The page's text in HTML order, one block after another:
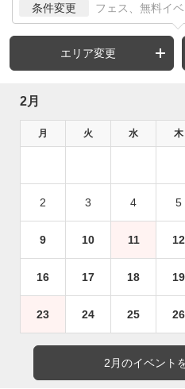
条件変更 フェス、無料イベ
エリア変更
2月
月 火 水 木
2 3 4 5
9 10 11 12
16 17 18 19
23 24 25 26
2月のイベント